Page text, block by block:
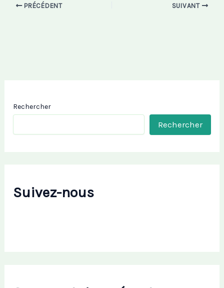
PRÉCÉDENT SUIVANT
Rechercher
Rechercher
Suivez-nous